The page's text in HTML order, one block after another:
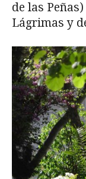
de las
Lágrimas y